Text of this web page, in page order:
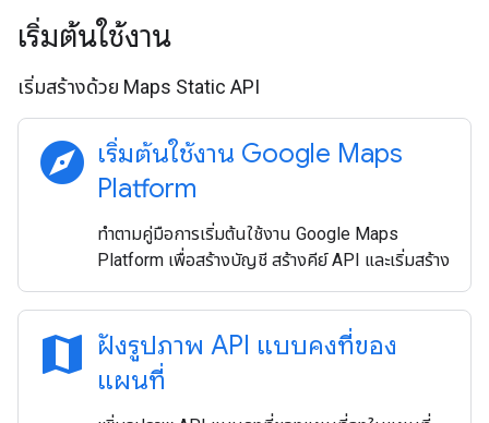
เริ่มต้นใช้งาน
เริ่มสร้างด้วย Maps Static API
explore เริ่มต้นใช้งาน Google Maps
Platform
ทำตามคู่มือการเริ่มต้นใช้งาน Google Maps
Platform เพื่อสร้างบัญชี สร้างคีย์ API และเริ่มสร้าง
map ฝังรูปภาพ API แบบคงที่ของ
แผนที่